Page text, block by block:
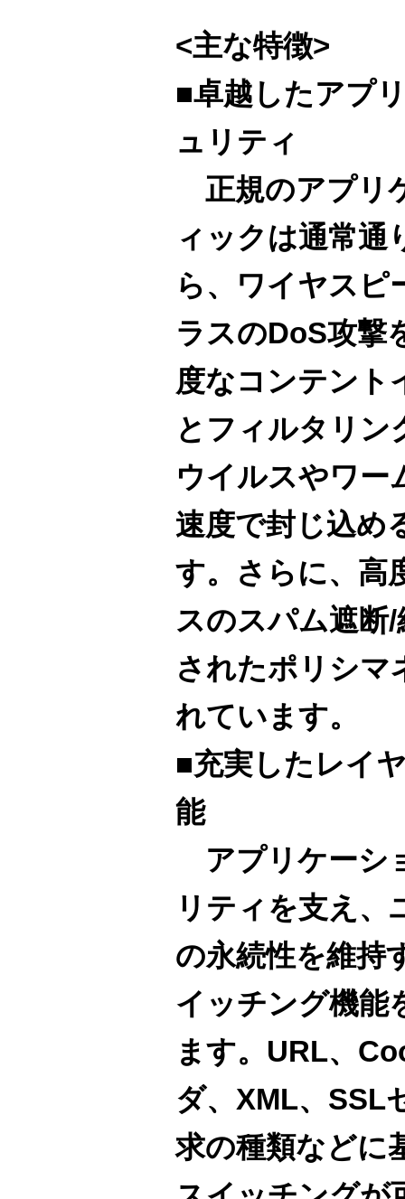
<主な特徴>
■卓越したアプ
ュリティ
正規のアプリ
ィックは通常通
ら、ワイヤスピ
ラスのDoS攻撃
度なコンテント
とフィルタリン
ウイルスやワー
速度で封じ込め
す。さらに、高
スのスパム遮断
されたポリシマ
れています。
■充実したレイ
能
アプリケーシ
リティを支え、
の永続性を維持
イッチング機能
ます。URL、
ダ、XML、SSL
求の種類などに